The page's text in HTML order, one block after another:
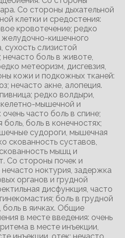
Со стороны дыхательной
клетки и средостения:
кровотечение; редко
кишечного
сухость слизистой
боль в животе,
метеоризм, дисгевзия,
кожи и подкожных тканей:
нечасто акне, алопеция.
редко волдыри,
мышечной и
часто боль в спине;
боль в конечностях;
судороги, мышечная
скованность суставов,
мышц и
Со стороны почек и
ноктурия, задержка
органов и грудной
дисфункция, часто
боль в грудной
боль в яичках. Общие
в месте введения: очень
в месте инъекции,